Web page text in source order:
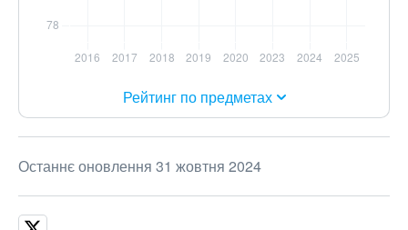
Рейтинг по предметах
Останнє оновлення 31 жовтня 2024